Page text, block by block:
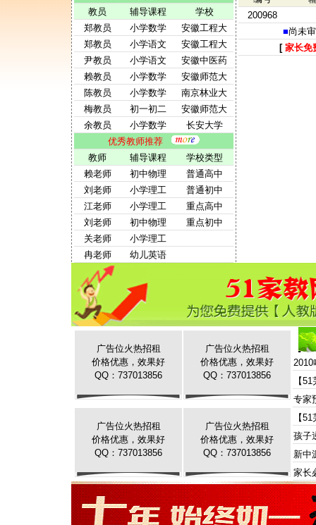
教员
辅导课程
学校
郑教员
小学数学
安徽工程大
郑教员
小学语文
安徽工程大
尹教员
小学语文
安徽中医药
赖教员
小学数学
安徽师范大
陈教员
小学数学
南京林业大
梅教员
初一初二
安徽师范大
余教员
小学数学
长安大学
优秀教师推荐
教师
辅导课程
学校类型
赖老师
初中物理
普通高中
刘老师
小学理工
普通初中
江老师
小学理工
重点高中
刘老师
初中物理
重点初中
关老师
小学理工
冉老师
幼儿英语
200968
■尚未
[ 家长免
广告位火热招租
价格优惠，效果好
QQ：737013856
广告位火热招租
价格优惠，效果好
QQ：737013856
2010
【
专家
【
孩子
新中
家长
广告位火热招租
价格优惠，效果好
QQ：737013856
广告位火热招租
价格优惠，效果好
QQ：737013856